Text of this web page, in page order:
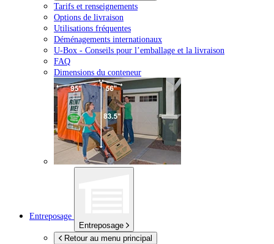
Tarifs et renseignements
Options de livraison
Utilisations fréquentes
Déménagements internationaux
U-Box - Conseils pour l’emballage et la livraison
FAQ
Dimensions du conteneur
Entreposage
Entreposage
Retour au menu principal